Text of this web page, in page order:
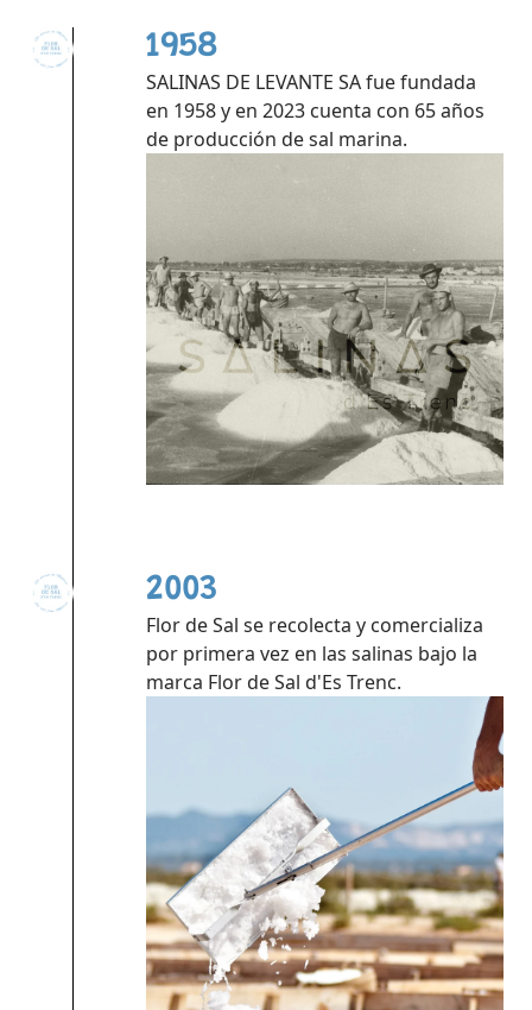
1958
SALINAS DE LEVANTE SA fue fundada
en 1958 y en 2023 cuenta con 65 años
de producción de sal marina.
2003
Flor de Sal se recolecta y comercializa
por primera vez en las salinas bajo la
marca Flor de Sal d'Es Trenc.